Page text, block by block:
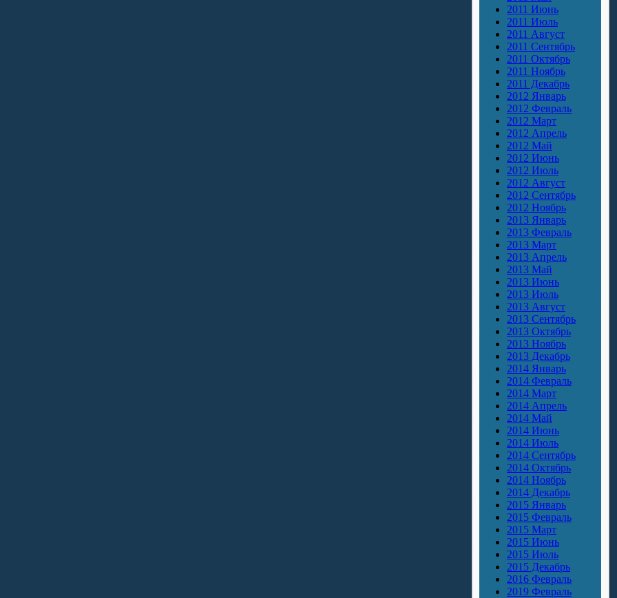
2011 Июнь
2011 Июль
2011 Август
2011 Сентябрь
2011 Октябрь
2011 Ноябрь
2011 Декабрь
2012 Январь
2012 Февраль
2012 Март
2012 Апрель
2012 Май
2012 Июнь
2012 Июль
2012 Август
2012 Сентябрь
2012 Ноябрь
2013 Январь
2013 Февраль
2013 Март
2013 Апрель
2013 Май
2013 Июнь
2013 Июль
2013 Август
2013 Сентябрь
2013 Октябрь
2013 Ноябрь
2013 Декабрь
2014 Январь
2014 Февраль
2014 Март
2014 Апрель
2014 Май
2014 Июнь
2014 Июль
2014 Сентябрь
2014 Октябрь
2014 Ноябрь
2014 Декабрь
2015 Январь
2015 Февраль
2015 Март
2015 Июнь
2015 Июль
2015 Декабрь
2016 Февраль
2019 Февраль